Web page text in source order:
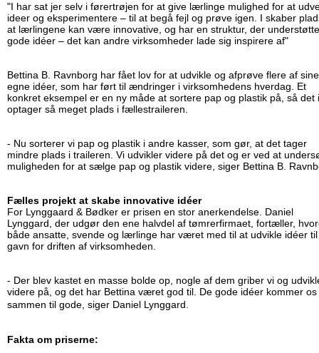
"I har sat jer selv i førertrøjen for at give lærlinge mulighed for at
ideer og eksperimentere – til at begå fejl og prøve igen. I skaber
at lærlingene kan være innovative, og har en struktur, der
gode idéer – det kan andre virksomheder lade sig inspirere af"
Bettina B. Ravnborg har fået lov for at udvikle og afprøve flere af sine
egne idéer, som har ført til ændringer i virksomhedens hverdag. Et
konkret eksempel er en ny måde at sortere pap og plastik på, så det
optager så meget plads i fællestraileren.
- Nu sorterer vi pap og plastik i andre kasser, som gør, at det tager
mindre plads i traileren. Vi udvikler videre på det og er ved at
muligheden for at sælge pap og plastik videre, siger Bettina B.
Fælles projekt at skabe innovative idéer
For Lynggaard & Bødker er prisen en stor anerkendelse. Daniel
Lynggard, der udgør den ene halvdel af tømrerfirmaet, fortæller,
både ansatte, svende og lærlinge har været med til at udvikle idéer til
gavn for driften af virksomheden.
- Der blev kastet en masse bolde op, nogle af dem griber vi og
videre på, og det har Bettina været god til. De gode idéer kommer os
sammen til gode, siger Daniel Lynggard.
Fakta om priserne: